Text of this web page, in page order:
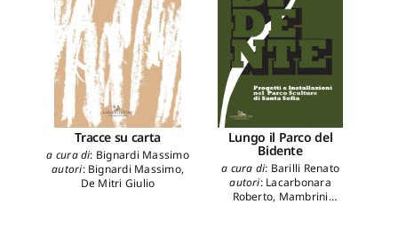
Tracce su carta
a cura di: Bignardi Massimo
autori: Bignardi Massimo,
De Mitri Giulio
Lungo il Parco del
Bidente
a cura di: Barilli Renato
autori: Lacarbonara
Roberto, Mambrini